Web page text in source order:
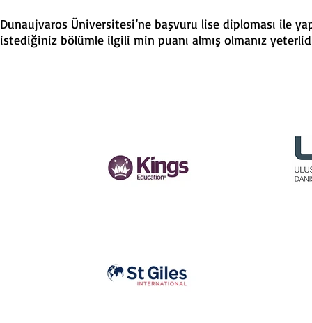
Dunaujvaros Üniversitesi’ne başvuru lise diploması ile
istediğiniz bölümle ilgili min puanı almış olmanız